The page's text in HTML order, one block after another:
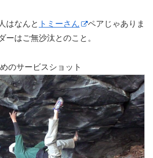
はなんと トミーさん
ペアじゃありま
ーはご無沙汰とのこと。
のサービスショット